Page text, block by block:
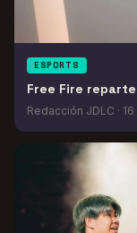
ESPORTS
Free Fire
Redacción JDLC ·